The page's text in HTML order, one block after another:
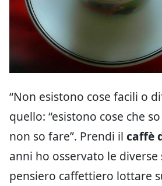
“Non esistono cose facili o
quello: “esistono cose che
non so fare”. Prendi il caffè
anni ho osservato le diverse
pensiero caffettiero lottare